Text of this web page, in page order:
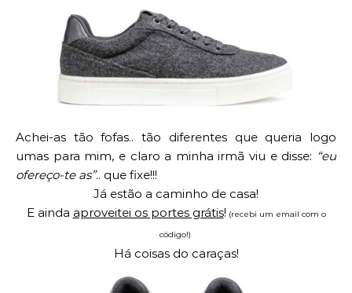
Achei-as tão fofas.. tão diferentes que queria logo
umas para mim, e claro a minha irmã viu e disse: “eu
ofereço-te as”.. que fixe!!!
Já estão a caminho de casa!
E ainda aproveitei os portes grátis! (recebi um email com o
código!)
Há coisas do caraças!